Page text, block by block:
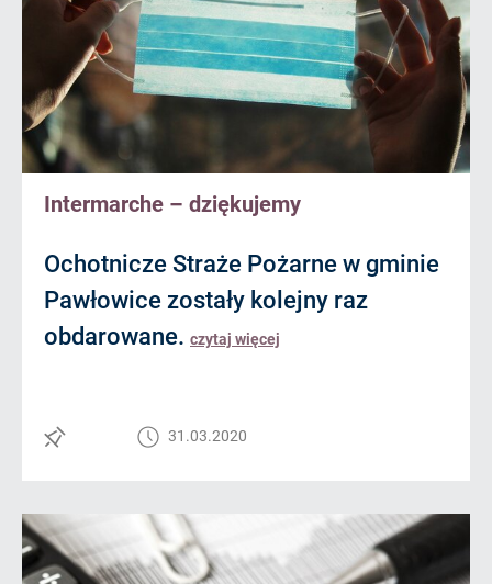
Intermarche – dziękujemy
Ochotnicze Straże Pożarne w gminie
Pawłowice zostały kolejny raz
obdarowane. czytaj więcej
31.03.2020